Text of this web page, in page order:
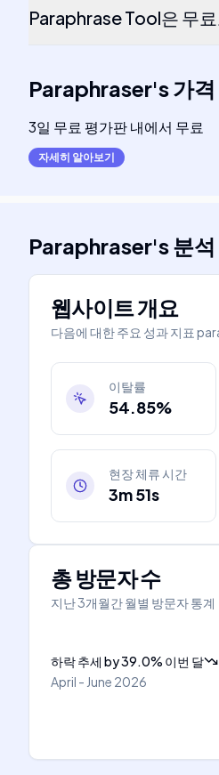
Paraphrase Tool은 무
Paraphraser's가
3일 무료 평가판 내에서 무료
자세히 알아보기
Paraphraser's분석
웹사이트 개요
다음에 대한 주요 성과 지표
이탈률
54.85%
현장 체류 시간
3m 51s
총 방문자 수
지난 3개월간 월별 방문자 통계
하락 추세 by39.0% 이번 달
April - June 2026